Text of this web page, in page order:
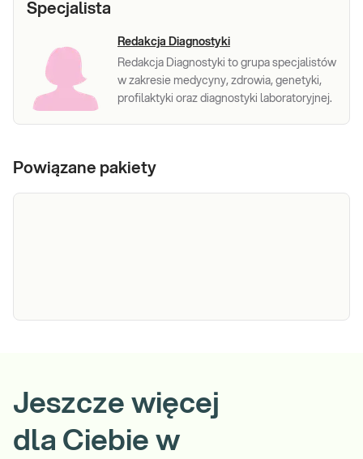
Specjalista
Redakcja Diagnostyki
Redakcja Diagnostyki to grupa specjalistów
w zakresie medycyny, zdrowia, genetyki,
profilaktyki oraz diagnostyki laboratoryjnej.
Powiązane pakiety
sprawdź PUNKTY PRZYJAZNE DZIECIOM.
Wskazany: → W diagnostyce chorób nerek i
układu moczowego objawiających się m.in.
Sprawdź
Jeszcze więcej
dla Ciebie w